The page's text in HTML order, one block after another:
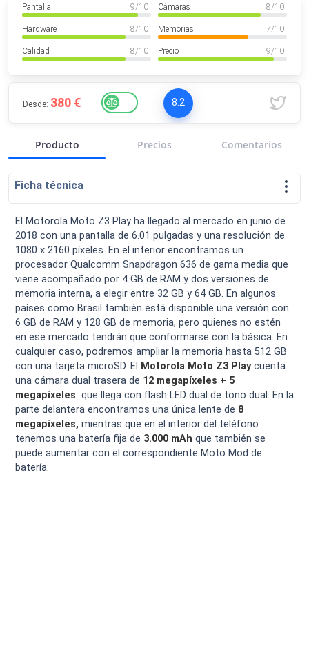
Luchinen
Uruguay
Hola me gustaría saber Si el celula...
VER MÁS
Pantalla 9/ 10 Cámaras 8/ 10
Hardware 8/ 10 Memorias 7/ 10
Calidad 8/ 10 Precio 9/ 10
Desde: 380 € 8.2
Producto Precios Comentarios
Ficha técnica
El Motorola Moto Z3 Play ha llegado al mercado en junio de
2018 con una pantalla de 6.01 pulgadas y una resolución de
1080 x 2160 píxeles. En el interior encontramos un
procesador Qualcomm Snapdragon 636 de gama media que
viene acompañado por 4 GB de RAM y dos versiones de
memoria interna, a elegir entre 32 GB y 64 GB. En algunos
países como Brasil también está disponible una versión con
6 GB de RAM y 128 GB de memoria, pero quienes no estén
en ese mercado tendrán que conformarse con la básica. En
cualquier caso, podremos ampliar la memoria hasta 512 GB
con una tarjeta microSD. El Motorola Moto Z3 Playcuenta
una cámara dual trasera de 12 megapíxeles + 5
megapíxeles que llega con flash LED dual de tono dual. En la
parte delantera encontramos una única lente de 8
megapíxeles, mientras que en el interior del teléfono
tenemos una batería fija de 3.000 mAh que también se
puede aumentar con el correspondiente Moto Mod de
batería.
Descargas Comparativas
Operadores Eventos Comparador